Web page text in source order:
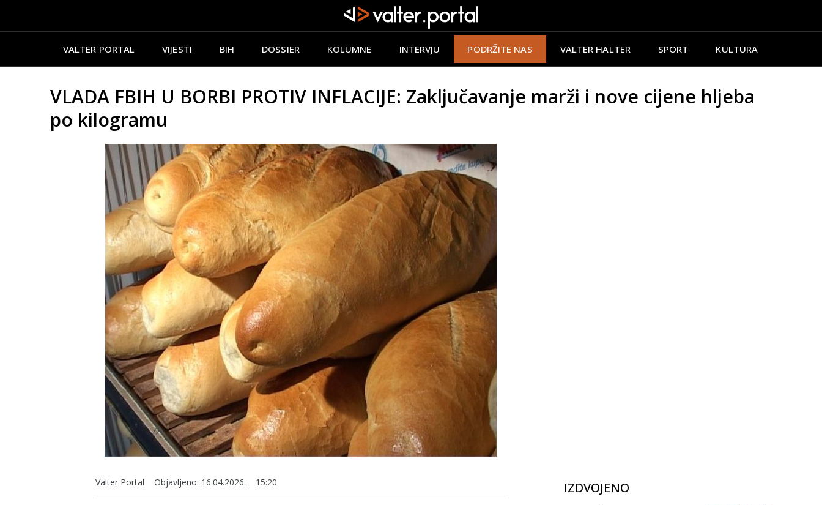
VALTER PORTAL VIJESTI BIH DOSSIER KOLUMNE INTERVJU PODRŽITE NAS VALTER HALTER SPORT KULTURA
VLADA FBIH U BORBI PROTIV INFLACIJE: Zaključavanje marži i nove cijene hljeba
po kilogramu
Valter Portal Objavljeno: 16.04.2026. 15:20 IZDVOJENO